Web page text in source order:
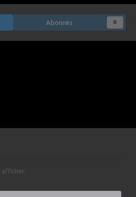
Abonnés 0
afficher.